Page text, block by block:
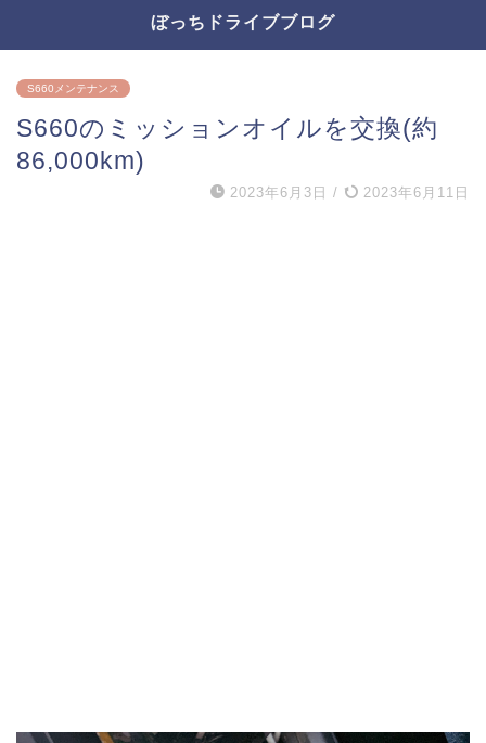
ぼっちドライブブログ
S660メンテナンス
S660のミッションオイルを交換(約
86,000km)
2023年6月3日 / 2023年6月11日